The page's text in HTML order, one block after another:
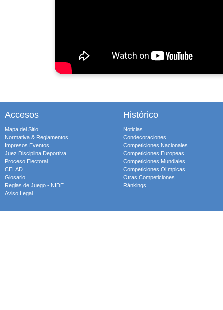
Accesos
Mapa del Sitio
Normativa & Reglamentos
Impresos Eventos
Juez Disciplina Deportiva
Proceso Electoral
CELAD
Glosario
Reglas de Juego - NIDE
Aviso Legal
Histórico
Noticias
Condecoraciones
Competiciones Nacionales
Competiciones Europeas
Competiciones Mundiales
Competiciones Olímpicas
Otras Competiciones
Ránkings